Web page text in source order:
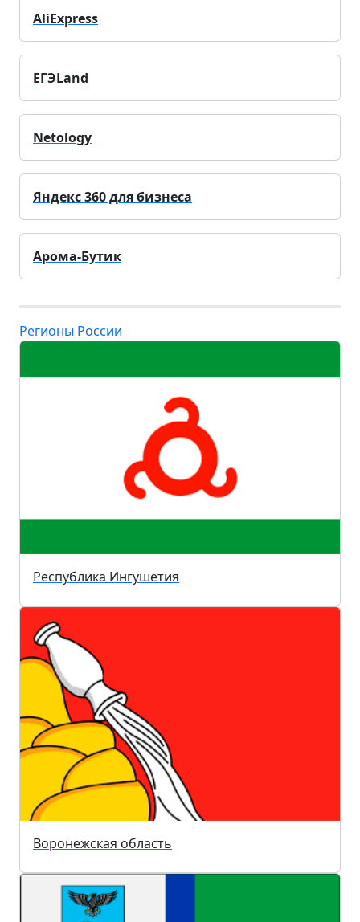
AliExpress
ЕГЭLand
Netology
Яндекс 360 для бизнеса
Арома-Бутик
Регионы России
Республика Ингушетия
Воронежская область